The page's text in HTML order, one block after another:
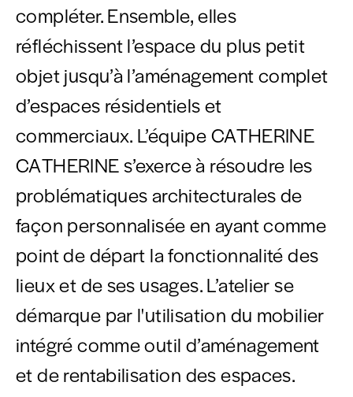
compléter. Ensemble, elles
réfléchissent l’espace du plus petit
objet jusqu’à l’aménagement complet
d’espaces résidentiels et
commerciaux. L’équipe CATHERINE
CATHERINE s’exerce à résoudre les
problématiques architecturales de
façon personnalisée en ayant comme
point de départ la fonctionnalité des
lieux et de ses usages. L’atelier se
démarque par l'utilisation du mobilier
intégré comme outil d’aménagement
et de rentabilisation des espaces.